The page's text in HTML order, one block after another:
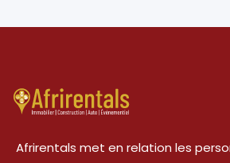
Afrirentals met en relation les